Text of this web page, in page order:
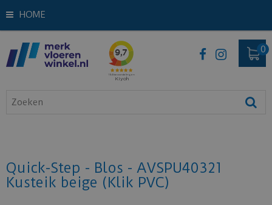
HOME
Quick-Step - Blos - AVSPU40321
Kusteik beige (Klik PVC)